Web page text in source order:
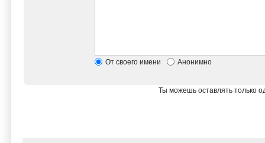
От своего имени Анонимно
Ты можешь оставлять только